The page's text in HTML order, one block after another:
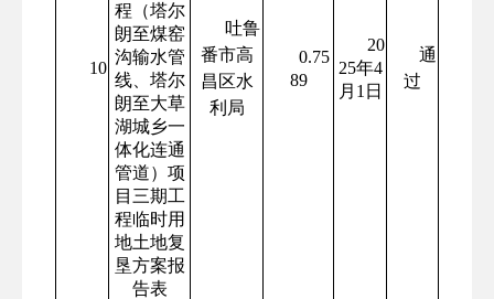
10
程（塔尔
朗至煤窑
沟输水管
线、塔尔
朗至大草
湖城乡一
体化连通
管道）项
目三期工
程临时用
地土地复
垦方案报
告表
吐鲁
番市高
昌区水
利局
0.75
89
20
25年4
月1日
通
过